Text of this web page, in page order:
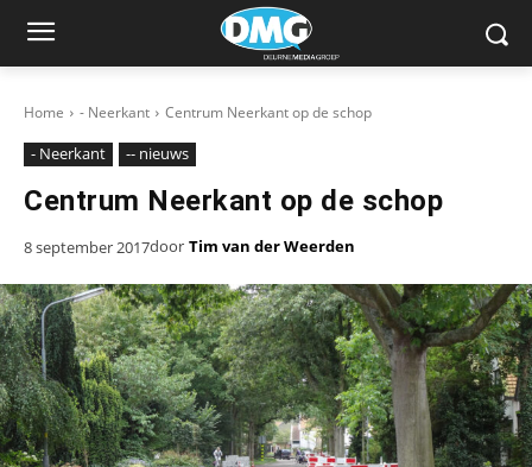
Home - Neerkant Centrum Neerkant op de schop
- Neerkant -- nieuws
Centrum Neerkant op de schop
8 september 2017door Tim van der Weerden